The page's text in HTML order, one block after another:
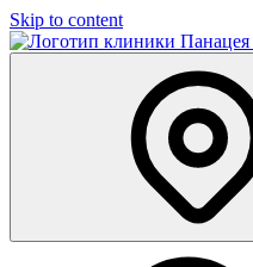
Skip to content